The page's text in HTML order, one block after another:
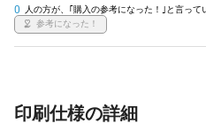
0
人の方が、｢購入の参考になった！｣と言って
参考になった！
印刷仕様の詳細